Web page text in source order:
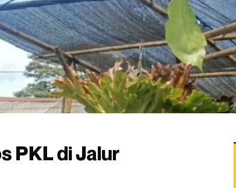
PKL di Jalur